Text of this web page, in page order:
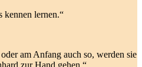
kennen lernen.“
am Anfang auch so, werden sie
zur Hand gehen.“